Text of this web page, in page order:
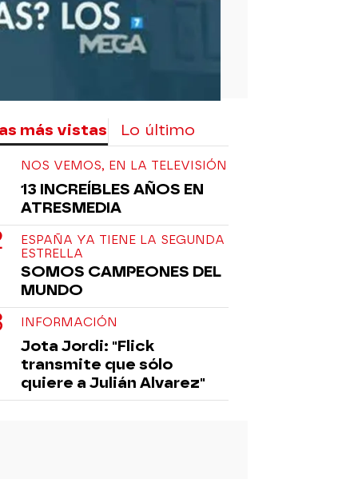
más vistas Lo último
NOS VEMOS, EN LA TELEVISIÓN
13 INCREÍBLES AÑOS EN
ATRESMEDIA
ESPAÑA YA TIENE LA SEGUNDA
ESTRELLA
SOMOS CAMPEONES DEL
MUNDO
INFORMACIÓN
Jota Jordi: "Flick
transmite que sólo
quiere a Julián Alvarez"